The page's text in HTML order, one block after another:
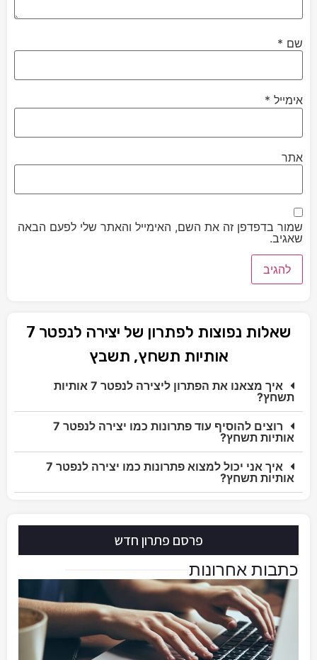
שם *
אימייל *
אתר
שמור בדפדפן זה את השם, האימייל והאתר שלי לפעם הבאה
שאגיב.
שאלות נפוצות לפתרון של יצירה לנפטר 7
אותיות תשחץ, תשבץ
איך מצאנו את הפתרון ליצירה לנפטר 7 אותיות
תשחץ?
רוצים להוסיף עוד פתרונות כמו יצירה לנפטר 7
אותיות תשחץ?
איך אני יכול למצוא פתרונות כמו יצירה לנפטר 7
אותיות תשחץ?
פרסם פתרון חדש
כתבות אחרונות